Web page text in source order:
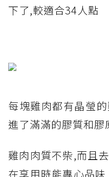
下了,較適合34人點
每塊雞肉都有晶瑩
進了滿滿的膠質和膠
雞肉肉質不柴,而且
在享用時能專心品